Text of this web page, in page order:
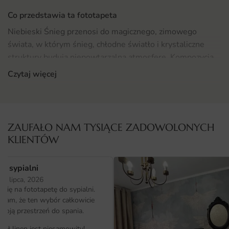
Co przedstawia ta fototapeta
Niebieski Śnieg przenosi do magicznego, zimowego
świata, w którym śnieg, chłodne światło i krystaliczne
zachwyca lekkością i czystością.
Gdzie sprawdzi się fototapeta Niebieski Śnieg
Fototapeta Niebieski Śnieg pięknie sprawdza się w
jasnych, nordyckich wnętrzach — sypialni, salonie czy
kuchni. Sprawdź też inne propozycje z kolekcji
aby znaleźć motyw idealnie dopasowany do Twojego
wnętrza.
Czytaj więcej
ZAUFAŁO NAM TYSIĄCE ZADOWOLONYCH
KLIENTÓW
sypialni
lipca, 2026
się na fototapetę do sypialni.
że ten wybór całkowicie
przestrzeń do spania.